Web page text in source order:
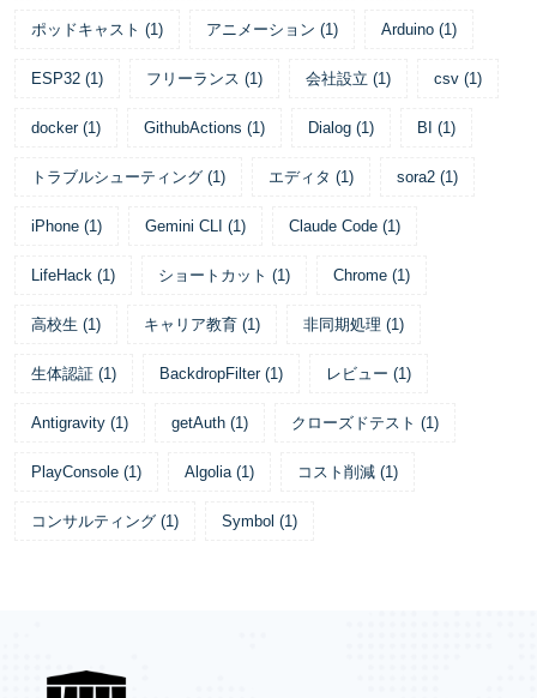
ポッドキャスト (1) アニメーション (1) Arduino (1)
ESP32 (1) フリーランス (1) 会社設立 (1) csv (1)
docker (1) GithubActions (1) Dialog (1) BI (1)
トラブルシューティング (1) エディタ (1) sora2 (1)
iPhone (1) Gemini CLI (1) Claude Code (1)
LifeHack (1) ショートカット (1) Chrome (1)
高校生 (1) キャリア教育 (1) 非同期処理 (1)
生体認証 (1) BackdropFilter (1) レビュー (1)
Antigravity (1) getAuth (1) クローズドテスト (1)
PlayConsole (1) Algolia (1) コスト削減 (1)
コンサルティング (1) Symbol (1)